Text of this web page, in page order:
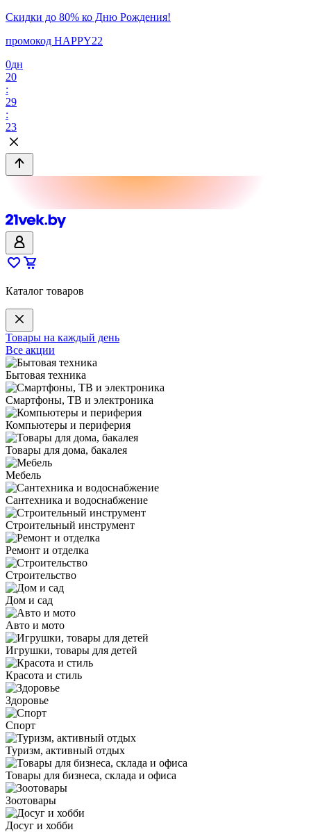
Скидки до 80% ко Дню Рождения!
промокод HAPPY22
0дн
20
:
29
:
23
Каталог товаров
Товары на каждый день
Все акции
Бытовая техника
Смартфоны, ТВ и электроника
Компьютеры и периферия
Товары для дома, бакалея
Мебель
Сантехника и водоснабжение
Строительный инструмент
Ремонт и отделка
Строительство
Дом и сад
Авто и мото
Игрушки, товары для детей
Красота и стиль
Здоровье
Спорт
Туризм, активный отдых
Товары для бизнеса, склада и офиса
Зоотовары
Досуг и хобби